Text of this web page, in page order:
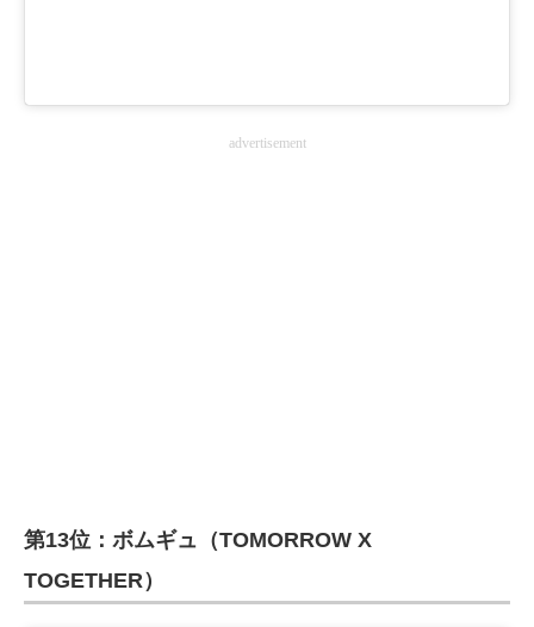
advertisement
第13位：ボムギュ（TOMORROW X
TOGETHER）